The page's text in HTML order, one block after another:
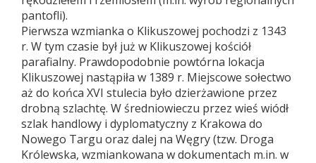
pantofli).
Pierwsza wzmianka o Klikuszowej pochodzi z 1343
r. W tym czasie był już w Klikuszowej kościół
parafialny. Prawdopodobnie powtórna lokacja
Klikuszowej nastąpiła w 1389 r. Miejscowe sołectwo
aż do końca XVI stulecia było dzierżawione przez
drobną szlachtę. W średniowieczu przez wieś wiódł
szlak handlowy i dyplomatyczny z Krakowa do
Nowego Targu oraz dalej na Węgry (tzw. Droga
Królewska, wzmiankowana w dokumentach m.in. w